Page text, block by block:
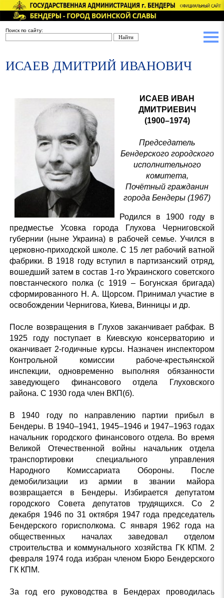
Поиск по сайту:
ИСАЕВ ДМИТРИЙ ИВАНОВИЧ
ИСАЕВ ИВАН
ДМИТРИЕВИЧ
(1900–1974)
Председатель
Бендерского городского
исполнительного
комитета,
Почётный гражданин
города Бендеры (1967)
Родился в 1900 году в
предместье Усовка города Глухова Черниговской
губернии (ныне Украина) в рабочей семье. Учился в
церковно-приходской школе. С 15 лет рабочий ватной
фабрики. В 1918 году вступил в партизанский отряд,
вошедший затем в состав 1-го Украинского советского
повстанческого полка (с 1919 – Богунская бригада)
сформированного Н. А. Щорсом. Принимал участие в
освобождении Чернигова, Киева, Винницы и др.
После возвращения в Глухов заканчивает рабфак. В
1925 году поступает в Киевскую консерваторию и
оканчивает 2-годичные курсы. Назначен инспектором
Контрольной комиссии рабоче-крестьянской
инспекции, одновременно выполняя обязанности
заведующего финансового отдела Глуховского
района. С 1930 года член ВКП(б).
В 1940 году по направлению партии прибыл в
Бендеры. В 1940–1941, 1945–1946 и 1947–1963 годах
начальник городского финансового отдела. Во время
Великой Отечественной войны начальник отдела
транспортировки специального управления
Народного Комиссариата Обороны. После
демобилизации из армии в звании майора
возвращается в Бендеры. Избирается депутатом
городского Совета депутатов трудящихся. Со 2
декабря 1946 по 31 октября 1947 года председатель
Бендерского горисполкома. С января 1962 года на
общественных началах заведовал отделом
строительства и коммунального хозяйства ГК КПМ. 2
февраля 1974 года избран членом Бюро Бендерского
ГК КПМ.
За год его руководства в Бендерах проводилась